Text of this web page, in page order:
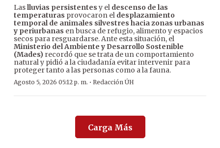
Laslluvias persistentes y el descenso de las
temperaturas provocaron el desplazamiento
temporal de animales silvestres hacia zonas urbanas
y periurbanas en busca de refugio, alimento y espacios
secos para resguardarse. Ante esta situación, el
Ministerio del Ambiente y Desarrollo Sostenible
(Mades) recordó que se trata de un comportamiento
natural y pidió a la ciudadanía evitar intervenir para
proteger tanto a las personas como a la fauna.
Agosto 5, 2026 05:12 p. m. · Redacción ÚH
Carga Más